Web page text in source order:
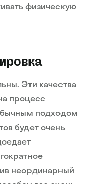
физическую
Эти качества
процесс
подходом
будет очень
неординарный